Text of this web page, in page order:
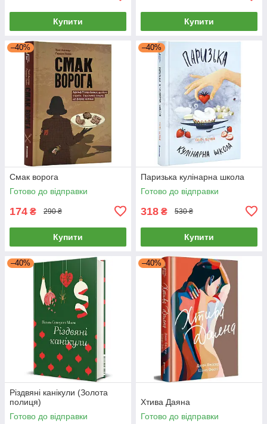
Купити Купити
–40%
Смак ворога
Готово до відправки
174 ₴ 290 ₴
Купити
–40%
Паризька кулінарна школа
Готово до відправки
318 ₴ 530 ₴
Купити
–40%
Різдвяні канікули (Золота
полиця)
Готово до відправки
–40%
Хтива Даяна
Готово до відправки